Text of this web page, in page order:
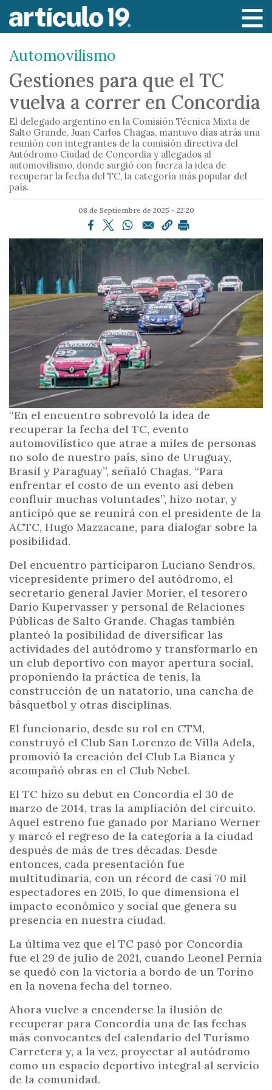
a
l
o
n
t
e
o
i
n
c
i
p
a
l
Automovilismo
Gestiones para que el TC
vuelva a correr en Concordia
El delegado argentino en la Comisión Técnica Mixta de
Salto Grande, Juan Carlos Chagas, mantuvo días atrás una
reunión con integrantes de la comisión directiva del
Autódromo Ciudad de Concordia y allegados al
automovilismo, donde surgió con fuerza la idea de
recuperar la fecha del TC, la categoría más popular del
país.
08 de Septiembre de 2025 - 22:20
“En el encuentro sobrevoló la idea de
recuperar la fecha del TC, evento
automovilístico que atrae a miles de personas
no solo de nuestro país, sino de Uruguay,
Brasil y Paraguay”, señaló Chagas. “Para
enfrentar el costo de un evento así deben
confluir muchas voluntades”, hizo notar, y
anticipó que se reunirá con el presidente de la
ACTC, Hugo Mazzacane, para dialogar sobre la
posibilidad.
Del encuentro participaron Luciano Sendros,
vicepresidente primero del autódromo, el
secretario general Javier Morier, el tesorero
Darío Kupervasser y personal de Relaciones
Públicas de Salto Grande. Chagas también
planteó la posibilidad de diversificar las
actividades del autódromo y transformarlo en
un club deportivo con mayor apertura social,
proponiendo la práctica de tenis, la
construcción de un natatorio, una cancha de
básquetbol y otras disciplinas.
El funcionario, desde su rol en CTM,
construyó el Club San Lorenzo de Villa Adela,
promovió la creación del Club La Bianca y
acompañó obras en el Club Nebel.
El TC hizo su debut en Concordia el 30 de
marzo de 2014, tras la ampliación del circuito.
Aquel estreno fue ganado por Mariano Werner
y marcó el regreso de la categoría a la ciudad
después de más de tres décadas. Desde
entonces, cada presentación fue
multitudinaria, con un récord de casi 70 mil
espectadores en 2015, lo que dimensiona el
impacto económico y social que genera su
presencia en nuestra ciudad.
La última vez que el TC pasó por Concordia
fue el 29 de julio de 2021, cuando Leonel Pernía
se quedó con la victoria a bordo de un Torino
en la novena fecha del torneo.
Ahora vuelve a encenderse la ilusión de
recuperar para Concordia una de las fechas
más convocantes del calendario del Turismo
Carretera y, a la vez, proyectar al autódromo
como un espacio deportivo integral al servicio
de la comunidad.